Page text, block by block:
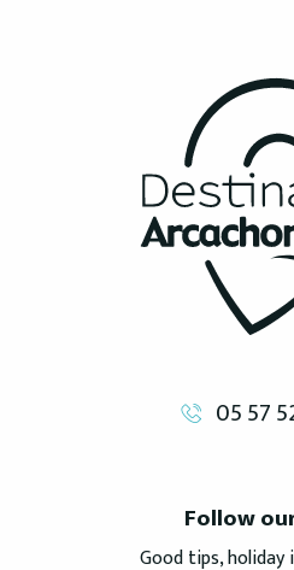
05 57
Follow
Good tips, holiday